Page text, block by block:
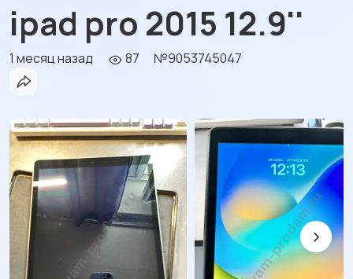
ipad pro 2015 12.9''
1 месяц назад 87 №9053745047